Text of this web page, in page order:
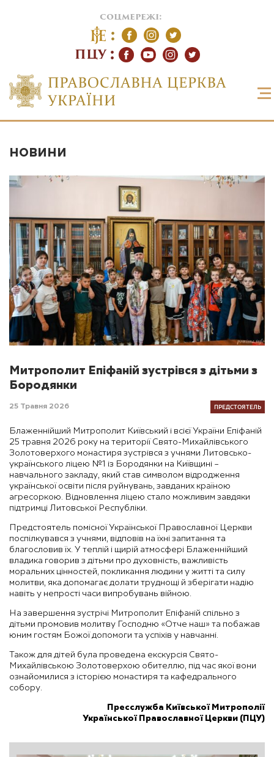
соцмережі:
ПЦУ
НОВИНИ
Митрополит Епіфаній зустрівся з дітьми з
Бородянки
25 Травня 2026 ПРЕДСТОЯТЕЛЬ
Блаженнійший Митрополит Київський і всієї України Епіфаній
25 травня 2026 року на території Свято-Михайлівського
Золотоверхого монастиря зустрівся з учнями Литовсько-
українського ліцею №1 із Бородянки на Київщині –
навчального закладу, який став символом відродження
української освіти після руйнувань, завданих країною
агресоркою. Відновлення ліцею стало можливим завдяки
підтримці Литовської Республіки.
Предстоятель помісної Української Православної Церкви
поспілкувався з учнями, відповів на їхні запитання та
благословив їх. У теплій і щирій атмосфері Блаженнійший
владика говорив з дітьми про духовність, важливість
моральних цінностей, покликання людини у житті та силу
молитви, яка допомагає долати труднощі й зберігати надію
навіть у непрості часи випробувань війною.
На завершення зустрічі Митрополит Епіфаній спільно з
дітьми промовив молитву Господню «Отче наш» та побажав
юним гостям Божої допомоги та успіхів у навчанні.
Також для дітей була проведена екскурсія Свято-
Михайлівською Золотоверхою обителлю, під час якої вони
ознайомилися з історією монастиря та кафедрального
собору.
Пресслужба Київської Митрополії
Української Православної Церкви (ПЦУ)